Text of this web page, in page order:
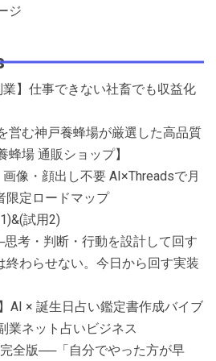
ジ
業】仕事できない社畜でも収益化
営む神戸養蜂場が厳選した高品質
場 通販ショップ】
画像・顔出し不要 AI×Threadsで月
限定ロードマップ
試用2)
考・判断・行動を設計して回す
終わらせない。今日から回す実装
AI × 誕生日占い鑑定書作成バイブ
業ネット占いビジネス
全版──「自分でやった方が早